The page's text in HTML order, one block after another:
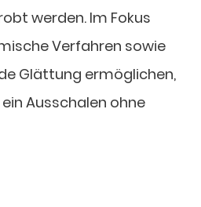
werden. Im Fokus
Verfahren sowie
Glättung ermöglichen,
Ausschalen ohne